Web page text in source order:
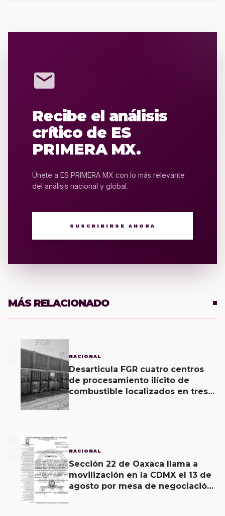
mail
Recibe el análisis
crítico de ES
PRIMERA MX.
Únete a ES PRIMERA MX con lo más relevante
del análisis nacional y global.
SUSCRIBIRSE AHORA
MÁS RELACIONADO
NACIONAL
Desarticula FGR cuatro centros
de procesamiento ilícito de
combustible localizados en tres
2 NACIONAL
Sección 22 de Oaxaca llama a
movilización en la CDMX el 13 de
agosto por mesa de negociación